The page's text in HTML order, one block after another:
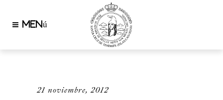
21 noviembre, 2012